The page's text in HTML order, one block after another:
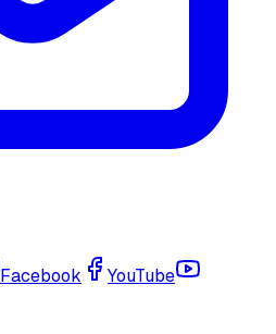
Facebook YouTube